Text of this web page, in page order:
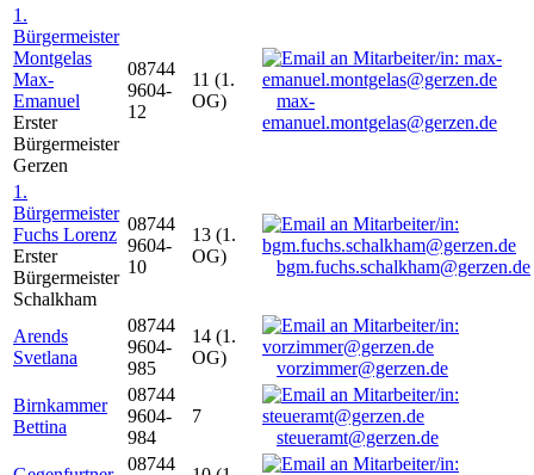
1.
Bürgermeister
Montgelas
Max-
Emanuel
Erster
Bürgermeister
Gerzen
08744
9604-
12
11 (1.
OG)
max-
emanuel.montgelas@gerzen.de
1.
Bürgermeister
Fuchs Lorenz
Erster
Bürgermeister
Schalkham
08744
9604-
10
13 (1.
OG)
bgm.fuchs.schalkham@gerzen.de
Arends
Svetlana
08744
9604-
985
14 (1.
OG)
vorzimmer@gerzen.de
Birnkammer
Bettina
08744
9604-
984
7
steueramt@gerzen.de
08744